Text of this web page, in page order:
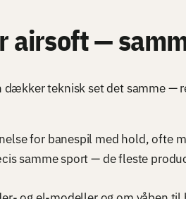
airsoft —
teknisk set det samme —
for banespil med hold, ofte
samme sport — de fleste